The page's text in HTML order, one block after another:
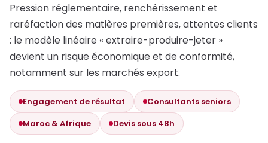
Pression réglementaire, renchérissement et
raréfaction des matières premières, attentes clients
: le modèle linéaire « extraire-produire-jeter »
devient un risque économique et de conformité,
notamment sur les marchés export.
Engagement de résultat
Consultants seniors
Maroc & Afrique
Devis sous 48h